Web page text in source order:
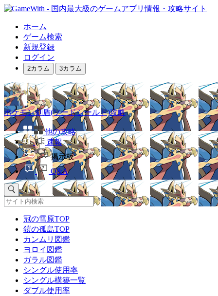
ホーム
ゲーム検索
新規登録
ログイン
2カラム 3カラム
ポケモン剣盾(ソードシールド)攻略
他の攻略
速報
掲示板
Q&A
冠の雪原TOP
鎧の孤島TOP
カンムリ図鑑
ヨロイ図鑑
ガラル図鑑
シングル使用率
シングル構築一覧
ダブル使用率